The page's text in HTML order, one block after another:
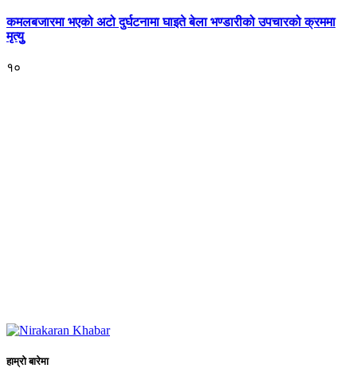
कमलबजारमा भएको अटो दुर्घटनामा घाइते बेला भण्डारीको उपचारको क्रममा
मृत्युु
१०
हाम्रो बारेमा